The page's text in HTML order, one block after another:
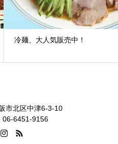
冷麺、大人気販売中！
市北区中津6-3-10
6451-9156